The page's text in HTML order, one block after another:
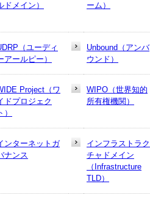
ドメイン）
ーム）
（ユーディ
アールピー）
Unbound（アンバ
ウンド）
Project（ワ
ドプロジェク
）
WIPO（世界知的
所有権機関）
ンターネットガ
ナンス
インフラストラク
チャドメイン
（Infrastructure
TLD）